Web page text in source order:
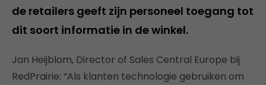
de retailers geeft zijn personeel toegang tot
dit soort informatie in de winkel.
Jan Heijblom, Director of Sales Central Europe bij
RedPrairie: “Als klanten technologie gebruiken om